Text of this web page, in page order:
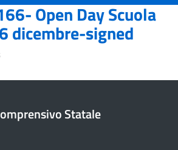
Open Day Scuola
dicembre-signed
Statale